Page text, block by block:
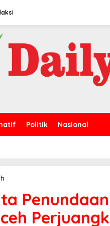
Politik Nasional
a
l
e
m